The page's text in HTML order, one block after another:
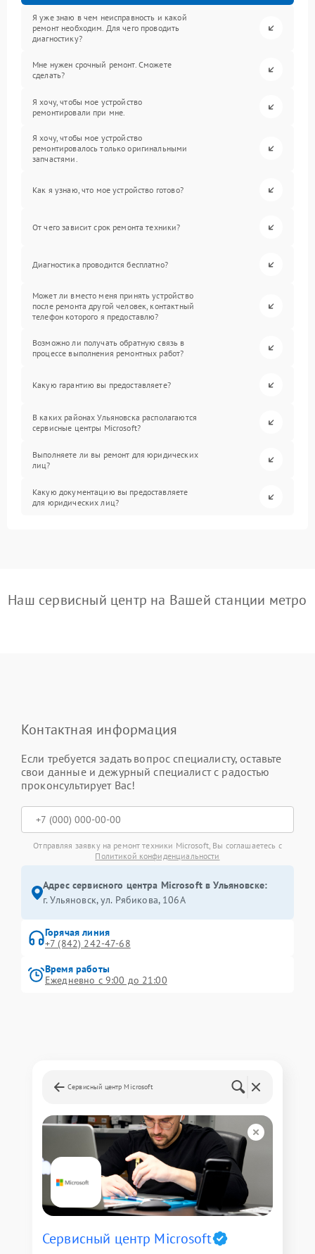
Я уже знаю в чем неисправность и какой
ремонт необходим. Для чего проводить
диагностику?
Мне нужен срочный ремонт. Сможете
сделать?
Я хочу, чтобы мое устройство
ремонтировали при мне.
Я хочу, чтобы мое устройство
ремонтировалось только оригинальными
запчастями.
Как я узнаю, что мое устройство готово?
От чего зависит срок ремонта техники?
Диагностика проводится бесплатно?
Может ли вместо меня принять устройство
после ремонта другой человек, контактный
телефон которого я предоставлю?
Возможно ли получать обратную связь в
процессе выполнения ремонтных работ?
Какую гарантию вы предоставляете?
В каких районах Ульяновска располагаются
сервисные центры Microsoft?
Выполняете ли вы ремонт для юридических
лиц?
Какую документацию вы предоставляете
для юридических лиц?
Наш сервисный центр на Вашей станции метро
Контактная информация
Если требуется задать вопрос специалисту, оставьте
свои данные и дежурный специалист с радостью
проконсультирует Вас!
Отправляя заявку на ремонт техники Microsoft, Вы соглашаетесь с
Политикой конфиденциальности
Адрес сервисного центра Microsoft в Ульяновске:
г. Ульяновск, ул. Рябикова, 106А
Горячая линия
+7 (842) 242-47-68
Время работы
Ежедневно с 9:00 до 21:00
Сервисный центр Microsoft
Сервисный центр Microsoft